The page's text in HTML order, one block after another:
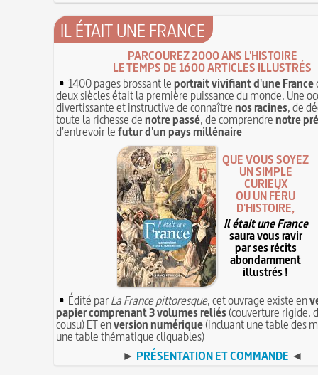
IL ÉTAIT UNE FRANCE
PARCOUREZ 2000 ANS L'HISTOIRE
LE TEMPS DE 1600 ARTICLES ILLUSTRÉS
1400 pages brossant leportrait vivifiant d'une France
deux siècles était la première puissance du monde. Une
divertissante et instructive de connaîtrenos racines, de
toute la richesse denotre passé, de comprendrenotre
d'entrevoir lefutur d'un pays millénaire
QUE VOUS SOYEZ
UN SIMPLE
CURIEUX
OU UN FÉRU
D'HISTOIRE,
Il était une France
saura vous ravir
par ses récits
abondamment
illustrés !
Édité parLa France pittoresque, cet ouvrage existe en
papier comprenant 3 volumes reliés(couverture rigide,
cousu) ET enversion numérique(incluant une table des
une table thématique cliquables)
► PRÉSENTATION ET COMMANDE ◄